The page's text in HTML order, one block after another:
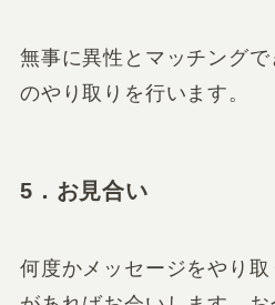
無事に異性とマッチング
のやり取りを行います。
5．お見合い
何度かメッセージをやり